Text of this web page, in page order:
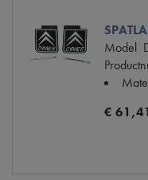
Model
€ 61,41